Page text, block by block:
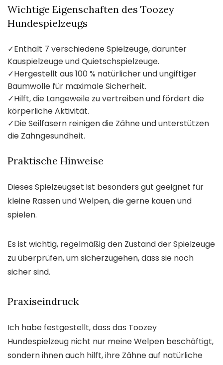
Wichtige Eigenschaften des Toozey
Hundespielzeugs
✓Enthält 7 verschiedene Spielzeuge, darunter
Kauspielzeuge und Quietschspielzeuge.
✓Hergestellt aus 100 % natürlicher und ungiftiger
Baumwolle für maximale Sicherheit.
✓Hilft, die Langeweile zu vertreiben und fördert die
körperliche Aktivität.
✓Die Seilfasern reinigen die Zähne und unterstützen
die Zahngesundheit.
Praktische Hinweise
Dieses Spielzeugset ist besonders gut geeignet für
kleine Rassen und Welpen, die gerne kauen und
spielen.
Es ist wichtig, regelmäßig den Zustand der Spielzeuge
zu überprüfen, um sicherzugehen, dass sie noch
sicher sind.
Praxiseindruck
Ich habe festgestellt, dass das Toozey
Hundespielzeug nicht nur meine Welpen beschäftigt,
sondern ihnen auch hilft, ihre Zähne auf natürliche